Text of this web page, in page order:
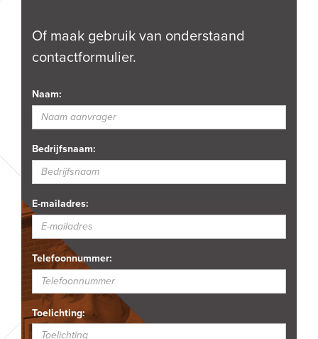
Of maak gebruik van onderstaand
contactformulier.
Naam:
Bedrijfsnaam:
E-mailadres:
Telefoonnummer:
Toelichting: